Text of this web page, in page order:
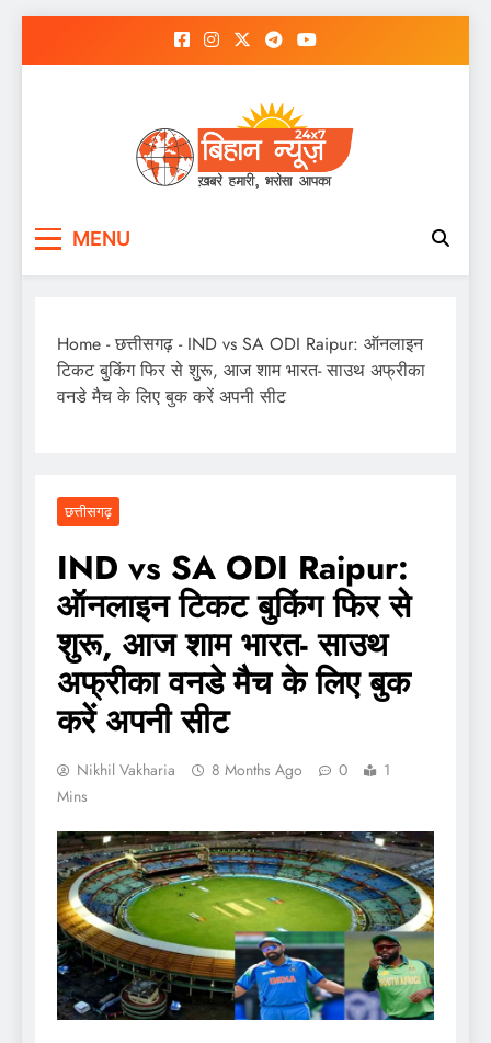
MENU
Home -छत्तीसगढ़ - IND vs SA ODI Raipur: ऑनलाइन
टिकट बुकिंग फिर से शुरू, आज शाम भारत- साउथ अफ्रीका
वनडे मैच के लिए बुक करें अपनी सीट
छत्तीसगढ़
IND vs SA ODI Raipur:
ऑनलाइन टिकट बुकिंग फिर से
शुरू, आज शाम भारत- साउथ
अफ्रीका वनडे मैच के लिए बुक
करें अपनी सीट
Nikhil Vakharia 8 Months Ago 0
1
Mins